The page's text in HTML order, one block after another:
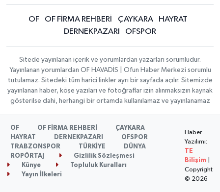
OF OF FİRMA REHBERİ ÇAYKARA
HAYRAT
DERNEKPAZARI
OFSPOR
Sitede yayınlanan içerik ve yorumlardan yazarları sorumludur.
Yayınlanan yorumlardan OF HAVADİS | Ofun Haber Merkezi sorumlu
tutulamaz. Sitedeki tüm harici linkler ayrı bir sayfada açılır. Sitemizde
yayınlanan haber, köşe yazıları ve fotoğraflar izin alınmaksızın kaynak
gösterilse dahi, herhangi bir ortamda kullanılamaz ve yayınlanamaz
OF OF FİRMA REHBERİ
ÇAYKARA
HAYRAT
DERNEKPAZARI
OFSPOR
TRABZONSPOR
TÜRKİYE
DÜNYA
ROPÖRTAJ
Gizlilik Sözleşmesi
Künye
Topluluk Kuralları
Yayın İlkeleri
Haber
Yazılımı:
TE
Bilişim
Copyright
© 2026